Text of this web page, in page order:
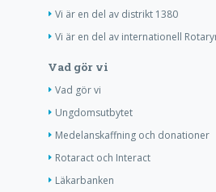
Vi är en del av distrikt 1380
Vi är en del av internationell
Vad gör vi
Vad gör vi
Ungdomsutbytet
Medelanskaffning och donationer
Rotaract och Interact
Läkarbanken